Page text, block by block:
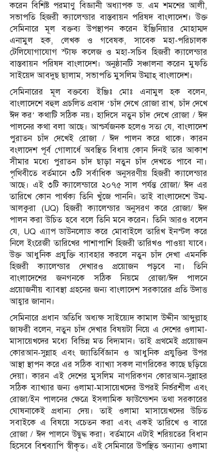
করেন বিশিষ্ট পরমাণু বিজ্ঞানী অধ্যাপক ড. এম শমশের আলী,
সভাপতি হিজরী ক্যালেন্ডার বাস্তবায়ন পরিষদ বাংলাদেশ। উক্ত
সেমিনারে মূল বক্তব্য উপস্থাপন করেন ইঞ্জিনিয়ার মোহাম্মদ
এনামুল হক, লেখক ও গবেষক, সাবেক মহা-পরিচালক
টেলিযোগাযোগ স্টাফ কলেজ ও মহা-সচিব হিজরী ক্যালেন্ডার
বাস্তবায়ন পরিষদ বাংলাদেশ। অনুষ্ঠানটি সঞ্চালনা করেন মুফতি
সাইয়েদ আবদুছ ছালাম, সভাপতি মুসলিম উম্মাহ্ বাংলাদেশ।
সেমিনারের মূল বক্তব্যে ইঞ্জিঃ মোঃ এনামুল হক বলেন,
বাংলাদেশে বহুল প্রচলিত প্রবাদ ‘চাঁদ দেখে রোজা রাখ, চাঁদ দেখে
ঈদ কর’ কথাটি সঠিক নয়। হাদিসে নতুন চাঁদ দেখে রোজা / ঈদ
পালনের কথা বলা আছে। আশ্চর্যজনক হলেও সত্য যে, বাংলাদেশ
পুরাতন চাঁদ দেখেই রোজা / ঈদ পালন করে থাকে। কারন
বংলাদেশ পূর্ব গোলার্ধে অবস্থিত বিধায় কোন দিনই তার আকাশ
সীমার মধ্যে পুরাতন চাঁদ ছাড়া নতুন চাঁদ দেখতে পাবে না।
পৃথিবীতে বর্তমানে ৩টি সর্বাধিক অনুসরণীয় হিজরী ক্যালেন্ডার
আছে। এই ৩টি ক্যালেন্ডারে ২০৭৫ সাল পর্যন্ত রোজা/ ঈদ এর
তারিখে কোন পার্থক্য তিনি খুঁজে পাননি। তাই বাংলাদেশে উম্ম-
আলকুরা (UQ) হিজরী ক্যালেন্ডার অনুসরণ করে রোজা/ ঈদ
পালন করা উচিত হবে বলে তিনি মনে করেন। তিনি আরও বলেন
যে, UQ এ্যাপ ডাউনলোড করে মোবাইলে তারিখ ইনস্টল করে
নিলে ইংরেজী তারিখের পাশাপাশি হিজরী তারিখও পাওয়া যাবে।
উক্ত আধুনিক প্রযুক্তি ব্যাবহার করলে নতুন চাঁদ দেখা এমনকি
হিজরী ক্যালেন্ডার দেখারও প্রয়োজন পড়বে না। তিনি
বাংলাদেশের জনগনকে সঠিক নিয়মে রোজা/ঈদ পালনে
প্রয়োজনীয় ব্যাবস্থা গ্রহনের জন্য বাংলাদেশ সরকারের প্রতি উদাত্ত
আহ্বার জানান।
সেমিনারে প্রধান অতিধি অধ্যক্ষ সাইয়্যেদ কামাল উদ্দীন আব্দুল্লাহ
জাফরী বলেন, নতুন চাঁদ দেখার বিষয়টা নিয়ে এ দেশের ওলামা-
মাসায়েখদের মধ্যে বিভিন্ন মত বিদ্যমান। তাই প্রথমেই প্রয়োজন
কোরআন-সুন্নাহ এবং জ্যাতির্বিজ্ঞান ও আধুনিক প্রযুক্তির উপর
আস্থা স্থাপন করে এর সঠিক ব্যাখ্যা সকল নাগরিকের কাছে ছড়িয়ে
দেয়া। কারন এই দেশের মুসলিম নাগরিকগন কোরআন-সুন্নাহর
সঠিক ব্যাখ্যার জন্য ওলামা-মাসায়েখদের উপরই নির্ভরশীল এবং
রোজা/ইন পালনের ক্ষেত্রে ইসলামিক ফাউন্ডেশন তথা সরকারের
ঘোষনাকেই প্রধান্য দেয়। তাই ওলামা মাসায়েখদের উচিত
সবাইকে এ বিষয়ে সচেতন করা এবং একই তারিখে ও বারে
রোজা / ঈদ পালনে উদ্বুদ্ধ করা। বর্তমানে এটাই শরিয়তের বিধান
হিসেবে বিশ্বব্যাপি স্বীকৃত। এই সেমিনারে উপস্থিত অন্যান্য ওলামা